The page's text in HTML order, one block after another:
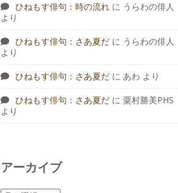
ひねもす俳句：時の流れ に うらわの俳人
より
ひねもす俳句：さあ夏だ に うらわの俳人
より
ひねもす俳句：さあ夏だ に あわ より
ひねもす俳句：さあ夏だ に 粟村勝美PHS
より
アーカイブ